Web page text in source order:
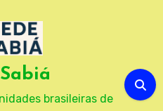
brasileiras de